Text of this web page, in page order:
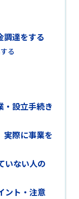
調達をする
る
・設立手続き
実際に事業を
いない人の
ント・注意